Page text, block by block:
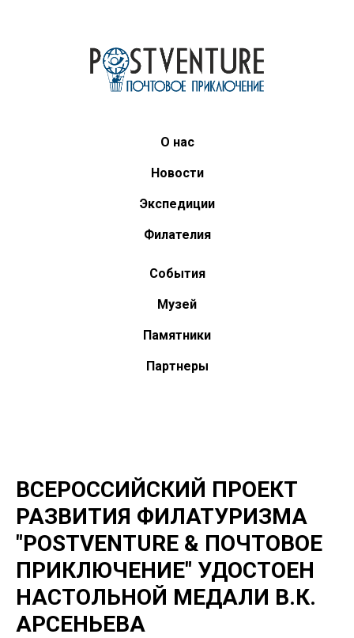
О нас
Новости
Экспедиции
Филателия
События
Музей
Памятники
Партнеры
ВСЕРОССИЙСКИЙ ПРОЕКТ
РАЗВИТИЯ ФИЛАТУРИЗМА
"POSTVENTURE & ПОЧТОВОЕ
ПРИКЛЮЧЕНИЕ" УДОСТОЕН
НАСТОЛЬНОЙ МЕДАЛИ В.К.
АРСЕНЬЕВА